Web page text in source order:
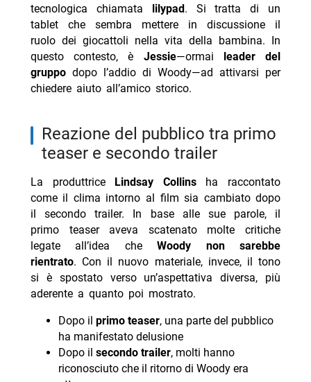
tecnologica chiamata lilypad. Si tratta di un
tablet che sembra mettere in discussione il
ruolo dei giocattoli nella vita della bambina. In
questo contesto, è Jessie—ormai leader del
gruppodopo l’addio di Woody—ad attivarsi per
chiedere aiuto all’amico storico.
reazione del pubblico tra primo
teaser e secondo trailer
La produttrice Lindsay Collinsha raccontato
come il clima intorno al film sia cambiato dopo
il secondo trailer. In base alle sue parole, il
primo teaser aveva scatenato molte critiche
legate all’idea cheWoody non sarebbe
rientrato. Con il nuovo materiale, invece, il tono
si è spostato verso un’aspettativa diversa, più
aderente a quanto poi mostrato.
Dopo il primo teaser, una parte del pubblico
ha manifestato delusione
Dopo il secondo trailer, molti hanno
riconosciuto che il ritorno di Woody era